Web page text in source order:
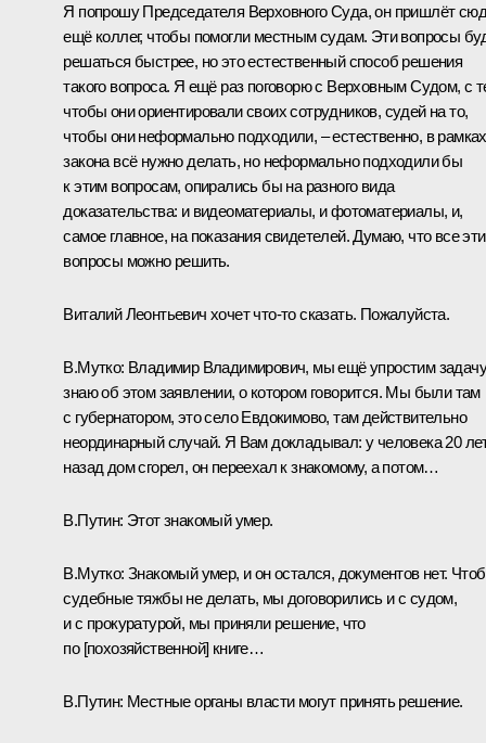
Я попрошу Председателя Верховного Суда, он пришлёт
ещё коллег, чтобы помогли местным судам. Эти вопросы
решаться быстрее, но это естественный способ решения
такого вопроса. Я ещё раз поговорю с Верховным Судом, с
чтобы они ориентировали своих сотрудников, судей на то,
чтобы они неформально подходили, – естественно, в рамках
закона всё нужно делать, но неформально подходили бы
к этим вопросам, опирались бы на разного вида
доказательства: и видеоматериалы, и фотоматериалы, и,
самое главное, на показания свидетелей. Думаю, что все эти
вопросы можно решить.
Виталий Леонтьевич хочет что-то сказать. Пожалуйста.
В.Мутко: Владимир Владимирович, мы ещё упростим
знаю об этом заявлении, о котором говорится. Мы были там
с губернатором, это село Евдокимово, там действительно
неординарный случай. Я Вам докладывал: у человека 20
назад дом сгорел, он переехал к знакомому, а потом…
В.Путин: Этот знакомый умер.
В.Мутко: Знакомый умер, и он остался, документов нет.
судебные тяжбы не делать, мы договорились и с судом,
и с прокуратурой, мы приняли решение, что
по [похозяйственной] книге…
В.Путин: Местные органы власти могут принять решение.